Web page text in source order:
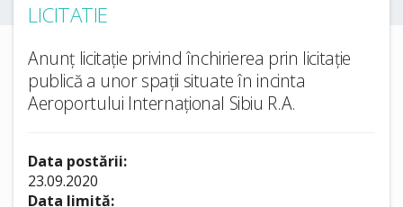
LICITATIE
Anunț licitație privind închirierea prin licitație
publică a unor spații situate în incinta
Aeroportului Internațional Sibiu R.A.
Data postării:
23.09.2020
Data limită: